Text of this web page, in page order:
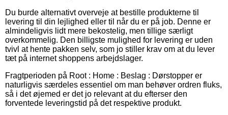
Du burde alternativt overveje at bestille produkterne til
levering til din lejlighed eller til når du er på job. Denne er
almindeligvis lidt mere bekostelig, men tillige særligt
overkommelig. Den billigste mulighed for levering er uden
tvivl at hente pakken selv, som jo stiller krav om at du lever
tæt på internet shoppens arbejdslager.
Fragtperioden på Root : Home : Beslag : Dørstopper er
naturligvis særdeles essentiel om man behøver ordren fluks,
så i det øjemed er det jo relevant at du efterser den
forventede leveringstid på det respektive produkt.